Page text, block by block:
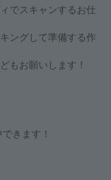
でスキャンするお仕
ングして準備する作
もお願いします！
きます！